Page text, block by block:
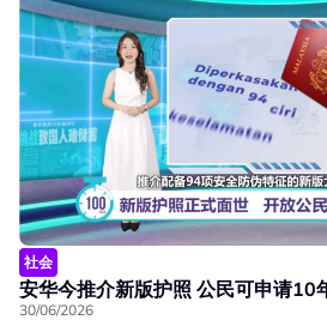
社会
安华今推介新版护照 公民可申请10
30/06/2026